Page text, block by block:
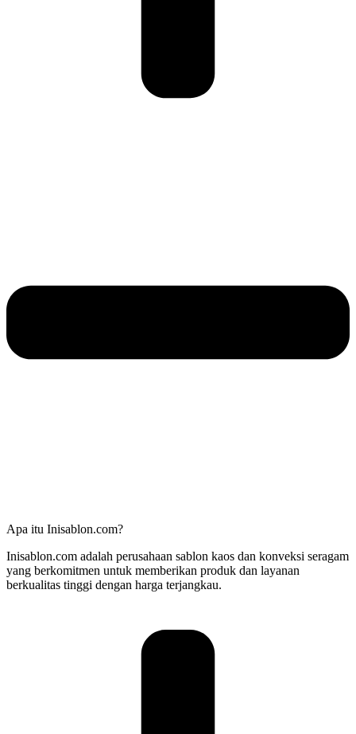
Apa itu Inisablon.com?
Inisablon.com adalah perusahaan sablon kaos dan konveksi seragam
yang berkomitmen untuk memberikan produk dan layanan
berkualitas tinggi dengan harga terjangkau.